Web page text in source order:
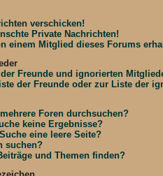
verschicken!
Private Nachrichten!
einem Mitglied dieses Forums
Freunde und ignorierten
der Freunde oder zur Liste der
Foren durchsuchen?
keine Ergebnisse?
eine leere Seite?
suchen?
und Themen finden?